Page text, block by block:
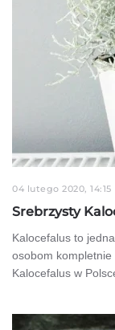
04 lutego 2020, 14:15
Srebrzysty
Kalocefalus to
osobom kompletnie
Kalocefalus w